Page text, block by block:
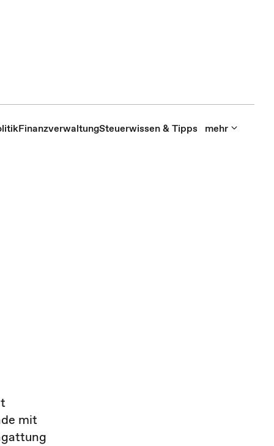
FinanzverwaltungSteuerwissen & Tipps mehr
mit